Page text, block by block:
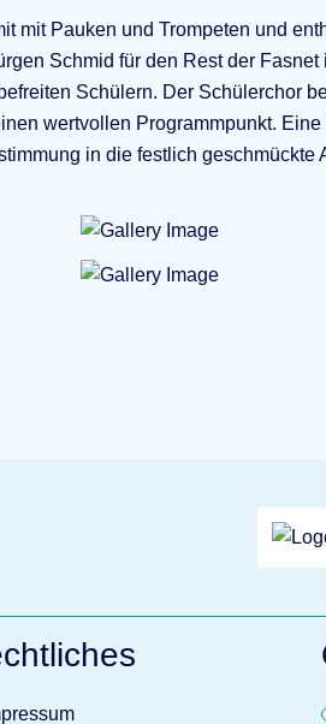
mit Pauken und Trompeten und
Schmid für den Rest der Fasnet
Schülern. Der Schülerchor
wertvollen Programmpunkt.
in die festlich geschmückte